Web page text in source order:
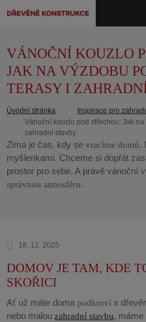
VÁNOČNÍ KOUZLO
JAK NA VÝZDOBU
TERASY I
Úvodní stránka
Inspirace pro
Vánoční kouzlo pod střechou: Jak
zahradní stavby
Zima je čas, kdy sevracíme domů.
myšlenkami. Chceme si dopřát
prostor pro sebe. A právě vánoční
správnou atmosféru.
18. 12. 2025
DOMOV JE TAM, KDE
SKOŘICI
Ať už máte doma podkrovís
nebo malouzahradní stavbu, máme